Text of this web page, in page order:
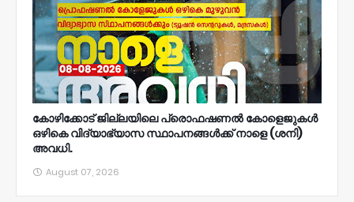
കോഴിക്കോട് ജില്ലയിലെ പ്രൊഫഷണൽ കോളെജുകൾ
ഒഴികെ വിദ്യാഭ്യാസ സ്ഥാപനങ്ങൾക്ക് നാളെ (ശനി)
അവധി.
August 07, 2026